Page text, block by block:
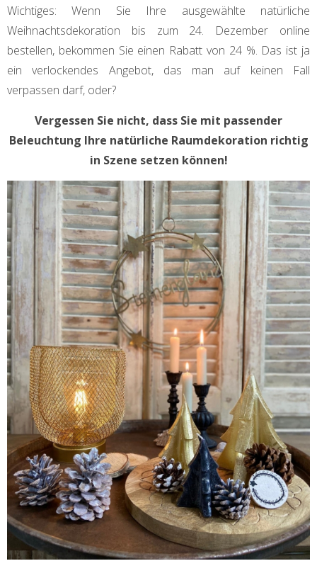
Wichtiges: Wenn Sie Ihre ausgewählte natürliche
Weihnachtsdekoration bis zum 24. Dezember online
bestellen, bekommen Sie einen Rabatt von 24 %. Das ist ja
ein verlockendes Angebot, das man auf keinen Fall
verpassen darf, oder?
Vergessen Sie nicht, dass Sie mit passender
Beleuchtung Ihre natürliche Raumdekoration richtig
in Szene setzen können!